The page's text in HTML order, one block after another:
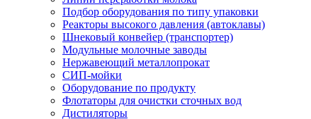
Подбор оборудования по типу упаковки
Реакторы высокого давления (автоклавы)
Шнековый конвейер (транспортер)
Модульные молочные заводы
Нержавеющий металлопрокат
СИП-мойки
Оборудование по продукту
Флотаторы для очистки сточных вод
Дистиляторы